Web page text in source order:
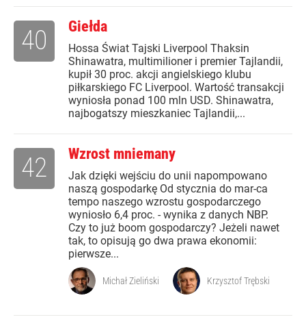
Giełda
Hossa Świat Tajski Liverpool Thaksin
Shinawatra, multimilioner i premier Tajlandii,
kupił 30 proc. akcji angielskiego klubu
piłkarskiego FC Liverpool. Wartość transakcji
wyniosła ponad 100 mln USD. Shinawatra,
najbogatszy mieszkaniec Tajlandii,...
40
Wzrost mniemany
Jak dzięki wejściu do unii napompowano
naszą gospodarkę Od stycznia do mar-ca
tempo naszego wzrostu gospodarczego
wyniosło 6,4 proc. - wynika z danych NBP.
Czy to już boom gospodarczy? Jeżeli nawet
tak, to opisują go dwa prawa ekonomii:
pierwsze...
42
Michał Zieliński Krzysztof Trębski